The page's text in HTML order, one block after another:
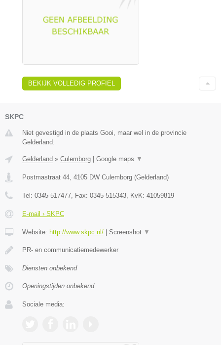
BEKIJK VOLLEDIG PROFIEL
SKPC
Niet gevestigd in de plaats Gooi, maar wel in de provincie
Gelderland.
Gelderland » Culemborg Google maps ▼
Postmastraat 44 4105 DW Culemborg (Gelderland)
Tel: 0345-517477 , Fax: 0345-515343 , KvK: 41059819
E-mail › SKPC
Website: http://www.skpc.nl/ Screenshot ▼
PR- en communicatiemedewerker
Diensten onbekend
Openingstijden onbekend
Sociale media: